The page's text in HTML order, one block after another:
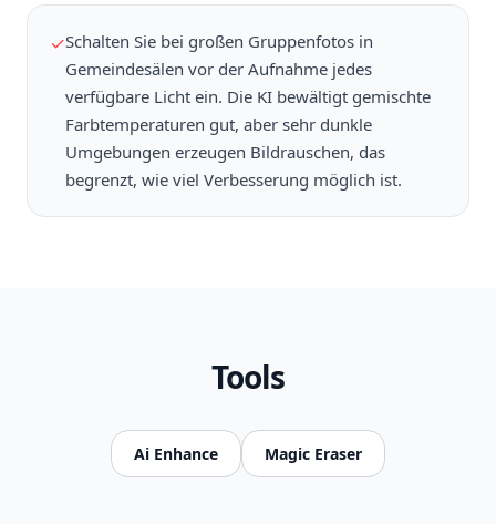
✓Schalten Sie bei großen Gruppenfotos in
Gemeindesälen vor der Aufnahme jedes
verfügbare Licht ein. Die KI bewältigt gemischte
Farbtemperaturen gut, aber sehr dunkle
Umgebungen erzeugen Bildrauschen, das
begrenzt, wie viel Verbesserung möglich ist.
Tools
Ai Enhance Magic Eraser